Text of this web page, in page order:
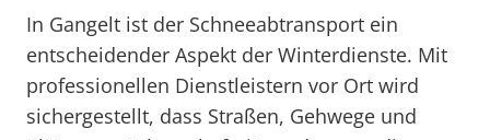
In Gangelt ist der Schneeabtransport ein
entscheidender Aspekt der Winterdienste. Mit
professionellen Dienstleistern vor Ort wird
sichergestellt, dass Straßen, Gehwege und